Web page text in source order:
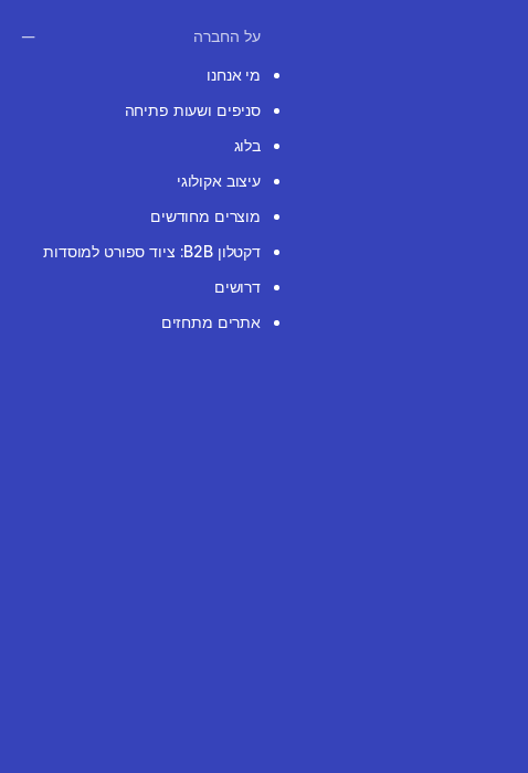
על החברה
מי אנחנו
סניפים ושעות פתיחה
בלוג
עיצוב אקולוגי
מוצרים מחודשים
דקטלון B2B: ציוד ספורט למוסדות
דרושים
אתרים מתחזים